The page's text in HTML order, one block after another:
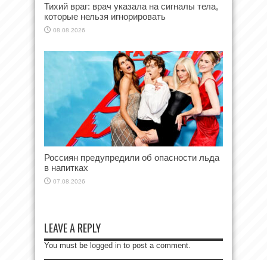
Тихий враг: врач указала на сигналы тела,
которые нельзя игнорировать
08.08.2026
Россиян предупредили об опасности льда
в напитках
07.08.2026
LEAVE A REPLY
You must be logged in to post a comment.